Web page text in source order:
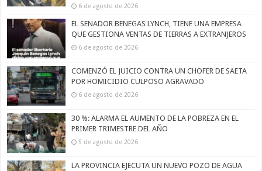
6 de agosto de 2026
EL SENADOR BENEGAS LYNCH, TIENE UNA EMPRESA
QUE GESTIONA VENTAS DE TIERRAS A EXTRANJEROS
6 de agosto de 2026
COMENZÓ EL JUICIO CONTRA UN CHOFER DE SAETA
POR HOMICIDIO CULPOSO AGRAVADO
6 de agosto de 2026
30 %: ALARMA EL AUMENTO DE LA POBREZA EN EL
PRIMER TRIMESTRE DEL AÑO
5 de agosto de 2026
LA PROVINCIA EJECUTA UN NUEVO POZO DE AGUA